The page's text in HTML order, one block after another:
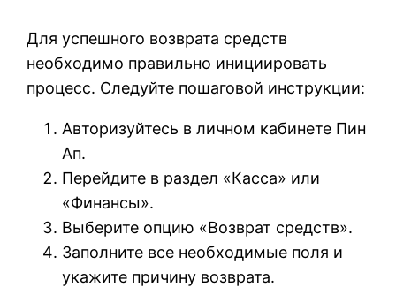
Для успешного возврата средств
необходимо правильно инициировать
процесс. Следуйте пошаговой инструкции:
Авторизуйтесь в личном кабинете Пин
Ап.
Перейдите в раздел «Касса» или
«Финансы».
Выберите опцию «Возврат средств».
Заполните все необходимые поля и
укажите причину возврата.